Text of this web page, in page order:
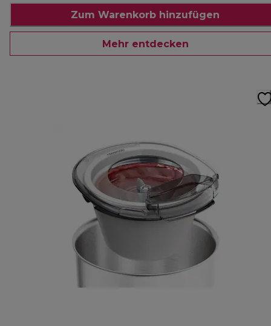
Zum Warenkorb hinzufügen
Mehr entdecken